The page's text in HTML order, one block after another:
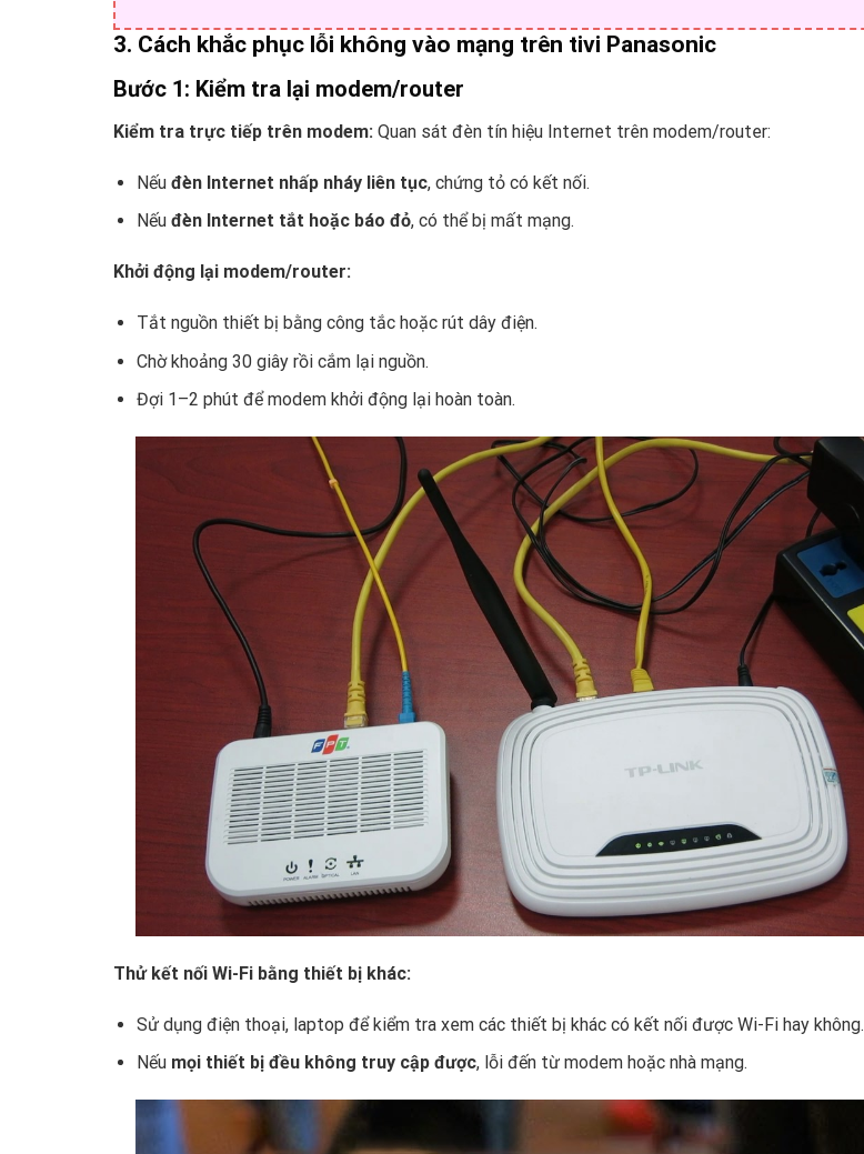
3. Cách khắc phục lỗi không vào mạng trên tivi Panasonic
Bước 1: Kiểm tra lại modem/router
Kiểm tra trực tiếp trên modem: Quan sát đèn tín hiệu Internet trên modem/router:
Nếu đèn Internet nhấp nháy liên tục, chứng tỏ có kết nối.
Nếu đèn Internet tắt hoặc báo đỏ, có thể bị mất mạng.
Khởi động lại modem/router:
Tắt nguồn thiết bị bằng công tắc hoặc rút dây điện.
Chờ khoảng 30 giây rồi cắm lại nguồn.
Đợi 1–2 phút để modem khởi động lại hoàn toàn.
Thử kết nối Wi-Fi bằng thiết bị khác:
Sử dụng điện thoại, laptop để kiểm tra xem các thiết bị khác có kết nối được Wi-Fi hay không.
Nếu mọi thiết bị đều không truy cập được, lỗi đến từ modem hoặc nhà mạng.